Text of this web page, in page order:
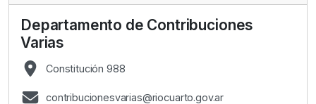
Departamento de Contribuciones
Varias
Constitución 988
contribucionesvarias@riocuarto.gov.ar